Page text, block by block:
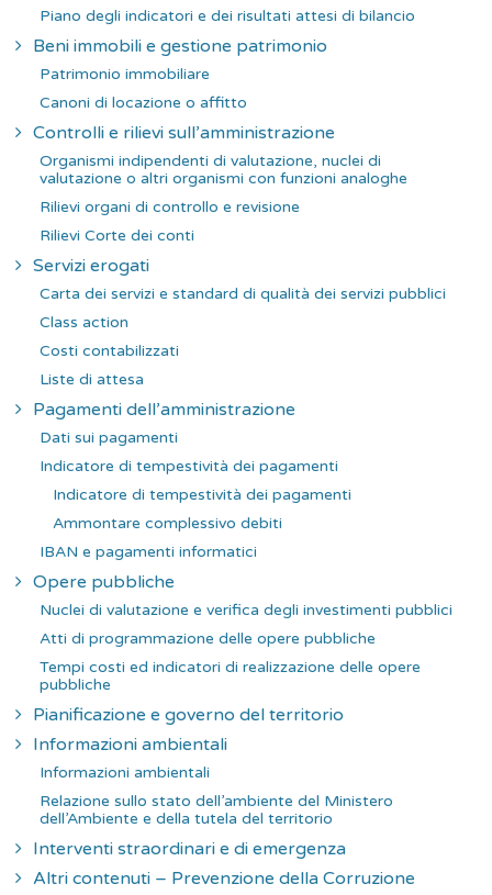
Piano degli indicatori e dei risultati attesi di bilancio
Beni immobili e gestione patrimonio
Patrimonio immobiliare
Canoni di locazione o affitto
Controlli e rilievi sull’amministrazione
Organismi indipendenti di valutazione, nuclei di
valutazione o altri organismi con funzioni analoghe
Rilievi organi di controllo e revisione
Rilievi Corte dei conti
Servizi erogati
Carta dei servizi e standard di qualità dei servizi pubblici
Class action
Costi contabilizzati
Liste di attesa
Pagamenti dell’amministrazione
Dati sui pagamenti
Indicatore di tempestività dei pagamenti
Indicatore di tempestività dei pagamenti
Ammontare complessivo debiti
IBAN e pagamenti informatici
Opere pubbliche
Nuclei di valutazione e verifica degli investimenti pubblici
Atti di programmazione delle opere pubbliche
Tempi costi ed indicatori di realizzazione delle opere
pubbliche
Pianificazione e governo del territorio
Informazioni ambientali
Informazioni ambientali
Relazione sullo stato dell’ambiente del Ministero
dell’Ambiente e della tutela del territorio
Interventi straordinari e di emergenza
Altri contenuti – Prevenzione della Corruzione